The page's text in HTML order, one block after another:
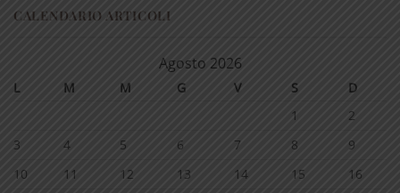
CALENDARIO ARTICOLI
Agosto 2026
L M M G V S
D
1
2
3
4 5 6 7 8
9
10
11 12 13 14 15
16